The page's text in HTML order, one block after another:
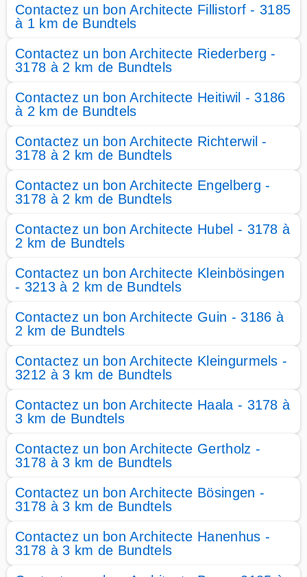
Contactez un bon Architecte Fillistorf - 3185
à 1 km de Bundtels
Contactez un bon Architecte Riederberg -
3178 à 2 km de Bundtels
Contactez un bon Architecte Heitiwil - 3186
à 2 km de Bundtels
Contactez un bon Architecte Richterwil -
3178 à 2 km de Bundtels
Contactez un bon Architecte Engelberg -
3178 à 2 km de Bundtels
Contactez un bon Architecte Hubel - 3178 à
2 km de Bundtels
Contactez un bon Architecte Kleinbösingen
- 3213 à 2 km de Bundtels
Contactez un bon Architecte Guin - 3186 à
2 km de Bundtels
Contactez un bon Architecte Kleingurmels -
3212 à 3 km de Bundtels
Contactez un bon Architecte Haala - 3178 à
3 km de Bundtels
Contactez un bon Architecte Gertholz -
3178 à 3 km de Bundtels
Contactez un bon Architecte Bösingen -
3178 à 3 km de Bundtels
Contactez un bon Architecte Hanenhus -
3178 à 3 km de Bundtels